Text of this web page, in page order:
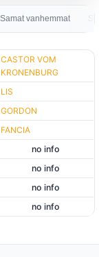
Samat vanhemmat
CASTOR VOM
KRONENBURG
LIS
GORDON
FANCIA
no info
no info
no info
no info